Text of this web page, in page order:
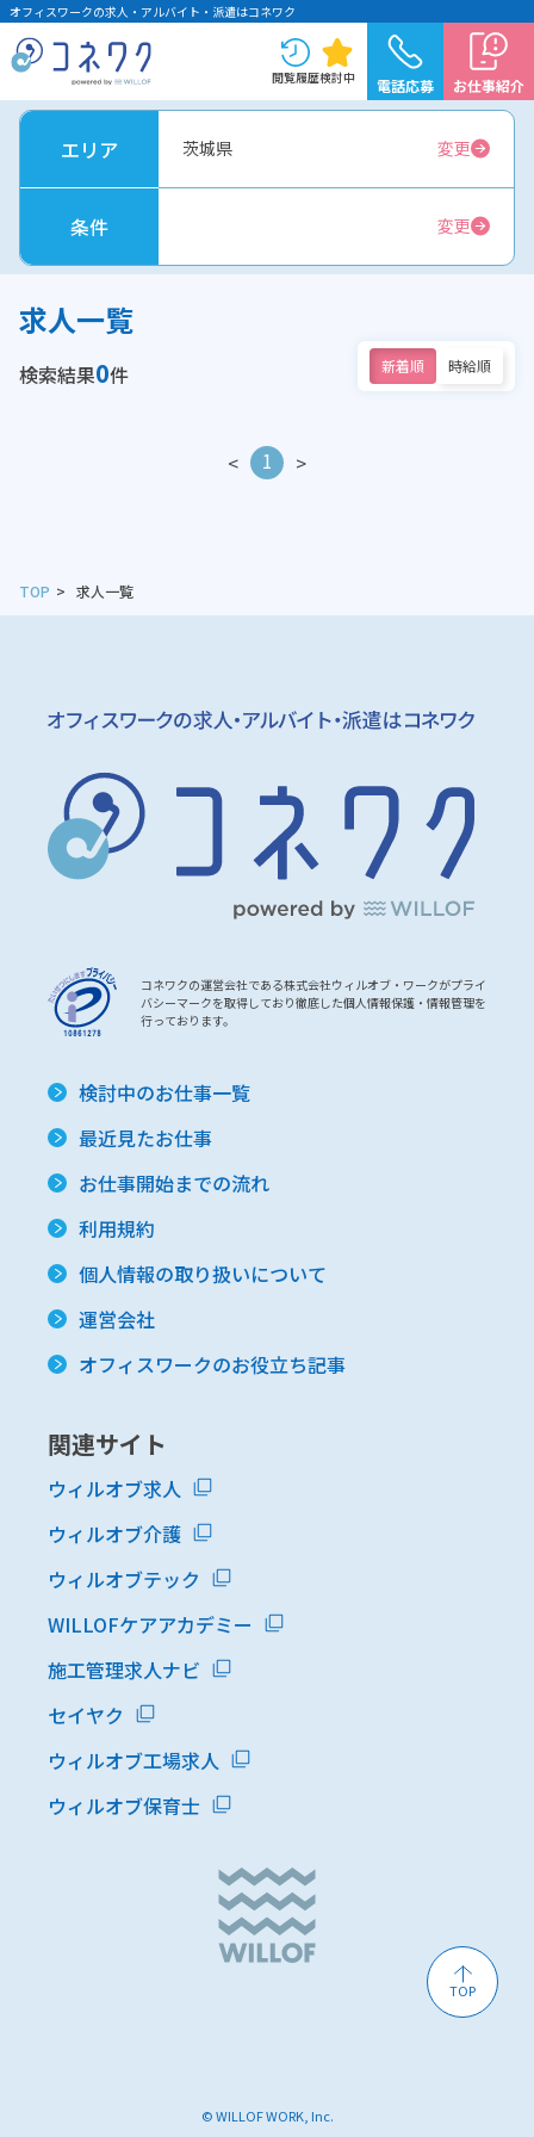
オフィスワークの求人・アルバイト・派遣はコネワク
閲覧履歴検討中 電話応募 お仕事紹介
エリア 茨城県 変更
条件 変更
求人一覧
検索結果0件 新着順 時給順
< 1 >
TOP 求人一覧
TOP
コネワクの運営会社である株式会社ウィルオブ・ワークがプライ
バシーマークを取得しており徹底した個人情報保護・情報管理を
行っております。
検討中のお仕事一覧
最近見たお仕事
お仕事開始までの流れ
利用規約
個人情報の取り扱いについて
運営会社
オフィスワークのお役立ち記事
関連サイト
ウィルオブ求人
ウィルオブ介護
ウィルオブテック
WILLOFケアアカデミー
施工管理求人ナビ
セイヤク
ウィルオブ工場求人
ウィルオブ保育士
© WILLOF WORK, Inc.